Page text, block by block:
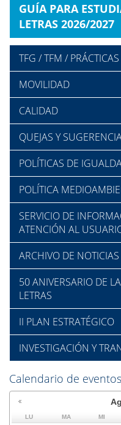
GUÍA PARA
LETRAS 2026/2027
TFG / TFM /
MOVILIDAD
CALIDAD
QUEJAS Y
POLÍTICAS DE
POLÍTICA
SERVICIO DE
ATENCIÓN AL
ARCHIVO DE NOTICIAS
50 ANIVERSARIO DE
LETRAS
II PLAN ESTRATÉGICO
INVESTIGACIÓN Y
Calendario de eventos
LU MA MI